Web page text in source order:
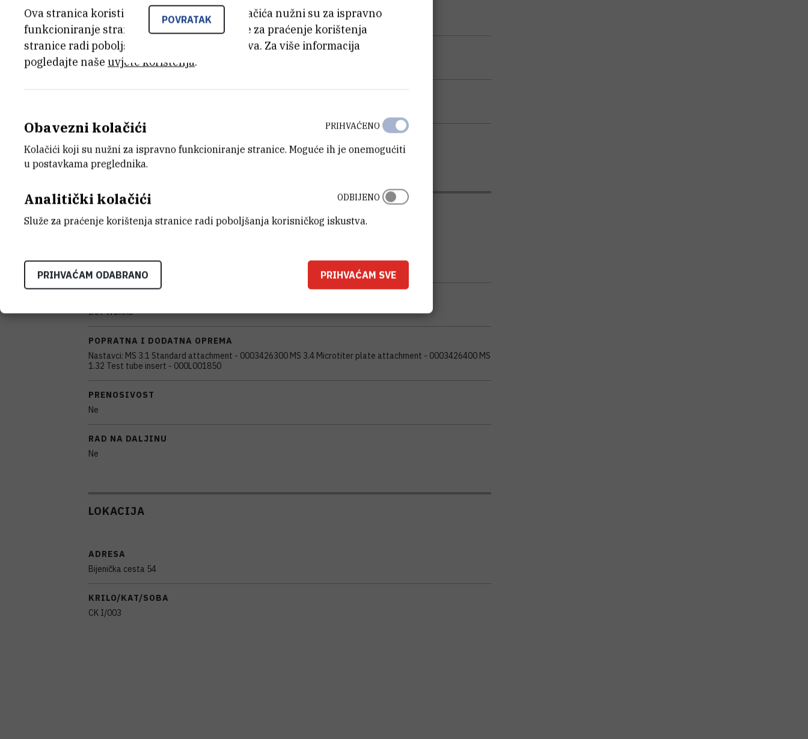
SAMOSTALAN/VEZAN
samostalan
DISCIPLINE
Biologija , Kemija
Vidi na croris.hr
IKA-WORKS
POPRATNA I DODATNA OPREMA
Nastavci: MS 3.1 Standard attachment - 0003426300 MS 3.4 Microtiter plate attachment - 0003426400 MS
1.32 Test tube insert - 000L001850
PRENOSIVOST
Ne
RAD NA DALJINU
Ne
LOKACIJA
ADRESA
Bijenička cesta 54
KRILO/KAT/SOBA
CK I/003
POVRATAK
Ova stranica koristi kolačiće. Neki od tih kolačića nužni su za ispravno
funkcioniranje stranice, dok se drugi koriste za praćenje korištenja
stranice radi poboljšanja korisničkog iskustva. Za više informacija
pogledajte naše uvjete korištenja.
Obavezni kolačići
Kolačići koji su nužni za ispravno funkcioniranje stranice. Moguće ih je onemogućiti
u postavkama preglednika.
PRIHVAĆENO
Analitički kolačići
Služe za praćenje korištenja stranice radi poboljšanja korisničkog iskustva.
ODBIJENO
PRIHVAĆAM ODABRANO PRIHVAĆAM SVE